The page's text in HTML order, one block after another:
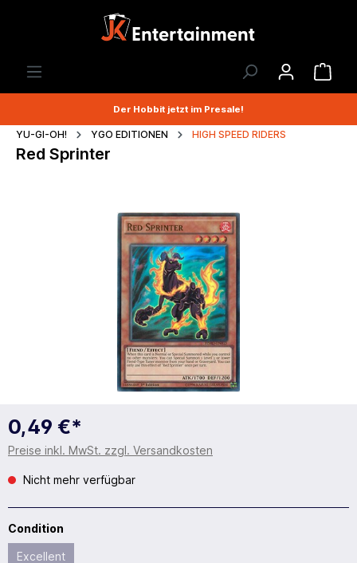
Der Hobbit jetzt im Presale!
YU-GI-OH! YGO EDITIONEN HIGH SPEED RIDERS
Red Sprinter
0,49 €*
Preise inkl. MwSt. zzgl. Versandkosten
Nicht mehr verfügbar
Condition
Excellent